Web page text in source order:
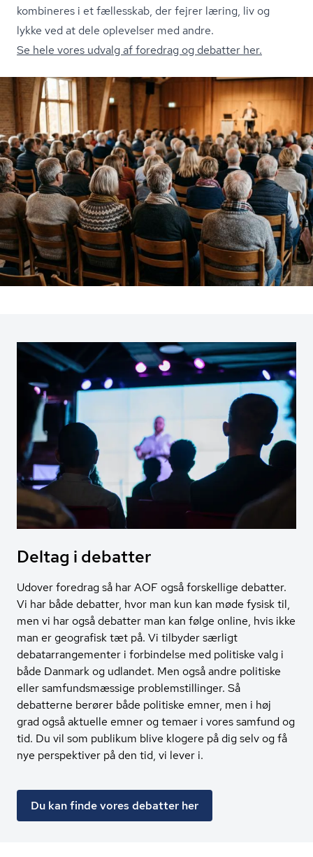
kombineres i et fællesskab, der fejrer læring, liv og
lykke ved at dele oplevelser med andre.
Se hele vores udvalg af foredrag og debatter her.
Deltag i debatter
Udover foredrag så har AOF også forskellige debatter.
Vi har både debatter, hvor man kun kan møde fysisk til,
men vi har også debatter man kan følge online, hvis ikke
man er geografisk tæt på. Vi tilbyder særligt
debatarrangementer i forbindelse med politiske valg i
både Danmark og udlandet. Men også andre politiske
eller samfundsmæssige problemstillinger. Så
debatterne berører både politiske emner, men i høj
grad også aktuelle emner og temaer i vores samfund og
tid. Du vil som publikum blive klogere på dig selv og få
nye perspektiver på den tid, vi lever i.
Du kan finde vores debatter her